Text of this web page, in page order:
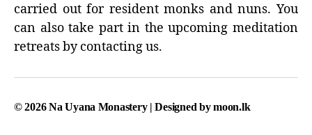
carried out for resident monks and nuns. You
can also take part in the upcoming meditation
retreats by contacting us.
© 2026Na Uyana Monastery | Designed bymoon.lk